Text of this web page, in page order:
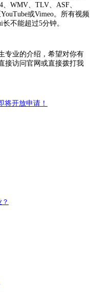
WMV、TLV、ASF、
或Vimeo。所有视频
不能超过5分钟。
专业的介绍，希望对你有
接访问官网或直接拨打我
将开放申请！